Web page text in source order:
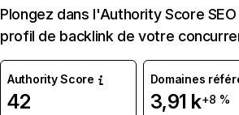
Plongez dans l'Authority Score
profil de backlink de votre
Authority Score
42
Domaines
3,91 k+8 %